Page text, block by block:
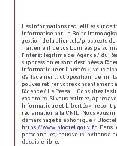
Les informations recueillies sur ce
informatisé par La Boite Immo
gestion de la clientèle/prospects de
Traitement de vos Données
l'intérêt légitime de l'Agence / du
suppression et sont destinées à
informatique et libertés », vous
d’effacement, d’opposition, de
pouvez retirer votre
l’Agence / Le Réseau. Consultez le
vos droits. Si vous estimez, après
Informatique et Libertés » ne sont
réclamation à la CNIL. Nous vous
démarchage téléphonique «
https://www.bloctel.gouv.fr. Dans
personnelles, nous vous invitons à
de saisie libre.